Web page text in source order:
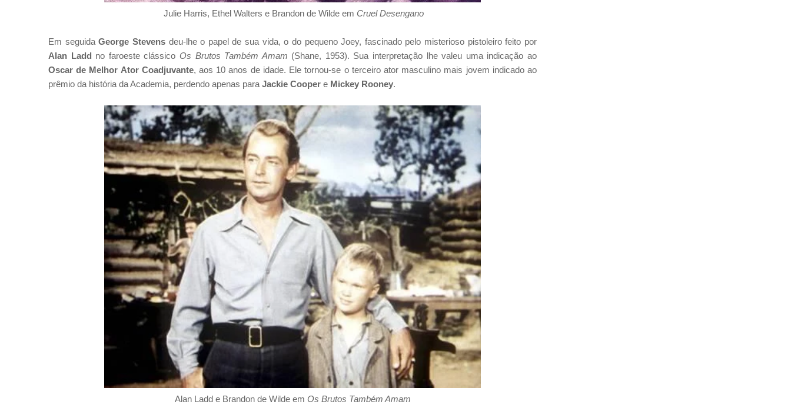
Julie Harris, Ethel Walters e Brandon de Wilde em Cruel Desengano
Em seguidaGeorge Stevensdeu-lhe o papel de sua vida, o do pequeno Joey, fascinado pelo misterioso pistoleiro feito por
Alan Ladd no faroeste clássico Os Brutos Também Amam (Shane, 1953). Sua interpretação lhe valeu uma indicação ao
Oscar de Melhor Ator Coadjuvante, aos 10 anos de idade. Ele tornou-se o terceiro ator masculino mais jovem indicado ao
prêmio da história da Academia, perdendo apenas para Jackie Cooper e Mickey Rooney.
Alan Ladd e Brandon de Wilde em Os Brutos Também Amam